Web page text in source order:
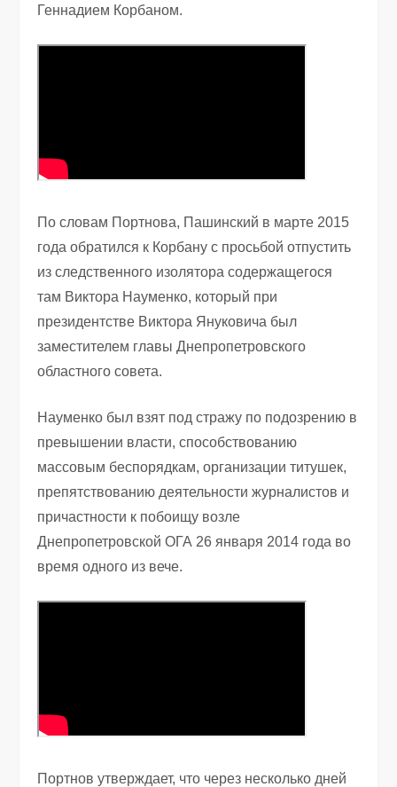
Геннадием Корбаном.
По словам Портнова, Пашинский в марте 2015
года обратился к Корбану с просьбой отпустить
из следственного изолятора содержащегося
там Виктора Науменко, который при
президентстве Виктора Януковича был
заместителем главы Днепропетровского
областного совета.
Науменко был взят под стражу по подозрению в
превышении власти, способствованию
массовым беспорядкам, организации титушек,
препятствованию деятельности журналистов и
причастности к побоищу возле
Днепропетровской ОГА 26 января 2014 года во
время одного из вече.
Портнов утверждает, что через несколько дней